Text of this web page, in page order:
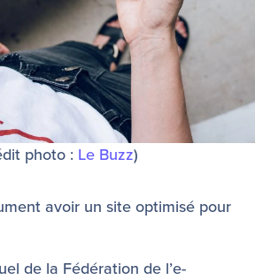
photo : Le Buzz)
avoir un site optimisé pour
de la Fédération de l’e-